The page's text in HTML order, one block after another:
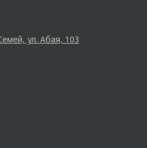
ул. Абая, 103